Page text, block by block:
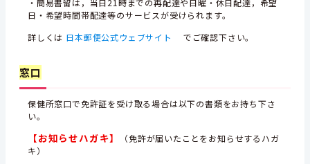
日・希望時間帯配達等のサービスが受けられます。
詳しくは 日本郵便公式ウェブサイト でご確認下さい。
窓口
保健所窓口で免許証を受け取る場合は以下の書類をお持ち下さ
い。
【お知らせハガキ】
（免許が届いたことをお知らせするハガ
キ）